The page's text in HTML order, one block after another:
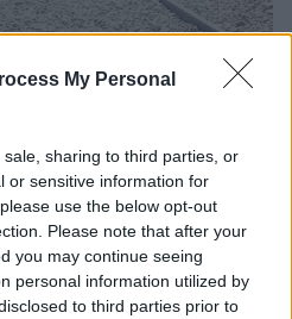
My Personal
sharing to third parties, or
or sensitive information for
use the below opt-out
Please note that after your
you may continue seeing
personal information utilized by
to third parties prior to